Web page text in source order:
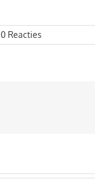
0 Reacties